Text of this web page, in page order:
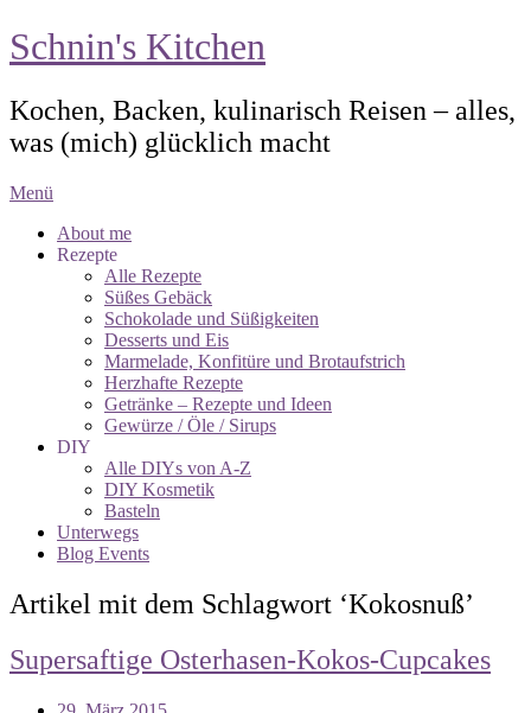
Schnin's Kitchen
Kochen, Backen, kulinarisch Reisen – alles,
was (mich) glücklich macht
Menü
About me
Rezepte
Alle Rezepte
Süßes Gebäck
Schokolade und Süßigkeiten
Desserts und Eis
Marmelade, Konfitüre und Brotaufstrich
Herzhafte Rezepte
Getränke – Rezepte und Ideen
Gewürze / Öle / Sirups
DIY
Alle DIYs von A-Z
DIY Kosmetik
Basteln
Unterwegs
Blog Events
Artikel mit dem Schlagwort ‘Kokosnuß’
Supersaftige Osterhasen-Kokos-Cupcakes